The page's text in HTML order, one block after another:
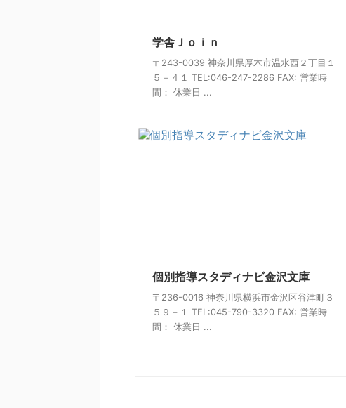
学舎Ｊｏｉｎ
〒243-0039 神奈川県厚木市温水西２丁目１
５－４１ TEL:046-247-2286 FAX: 営業時
間： 休業日 ...
個別指導スタディナビ金沢文庫
〒236-0016 神奈川県横浜市金沢区谷津町３
５９－１ TEL:045-790-3320 FAX: 営業時
間： 休業日 ...